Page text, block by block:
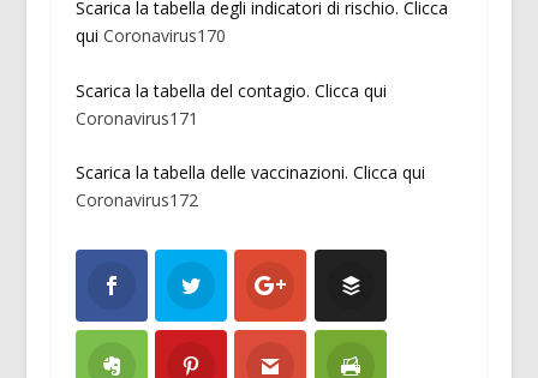
Scarica la tabella degli indicatori di rischio. Clicca
qui Coronavirus170
Scarica la tabella del contagio. Clicca qui
Coronavirus171
Scarica la tabella delle vaccinazioni. Clicca qui
Coronavirus172